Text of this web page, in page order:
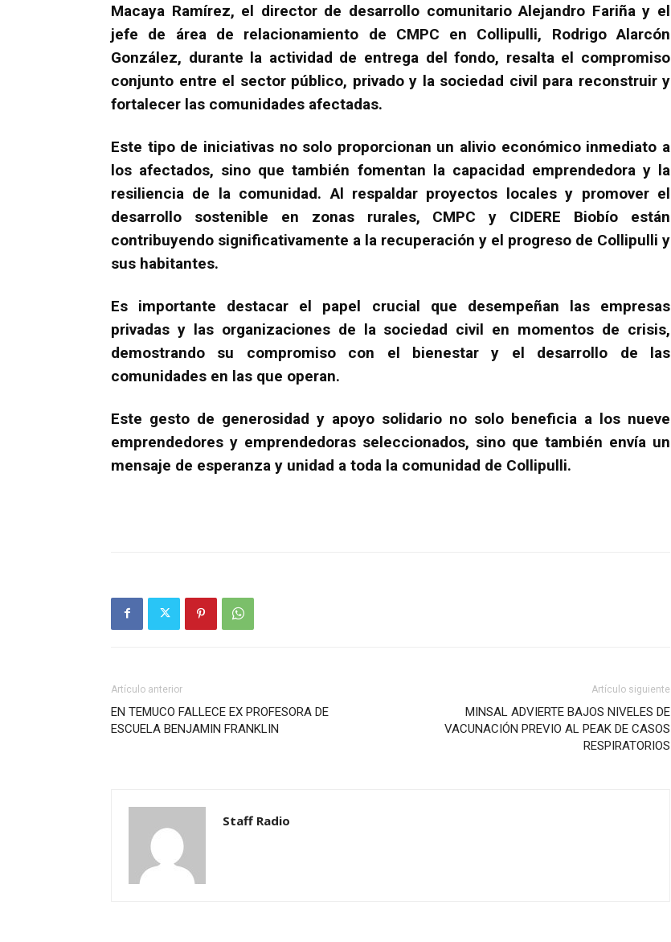
Macaya Ramírez, el director de desarrollo comunitario Alejandro Fariña y el
jefe de área de relacionamiento de CMPC en Collipulli, Rodrigo Alarcón
González, durante la actividad de entrega del fondo, resalta el compromiso
conjunto entre el sector público, privado y la sociedad civil para reconstruir y
fortalecer las comunidades afectadas.
Este tipo de iniciativas no solo proporcionan un alivio económico inmediato a
los afectados, sino que también fomentan la capacidad emprendedora y la
resiliencia de la comunidad. Al respaldar proyectos locales y promover el
desarrollo sostenible en zonas rurales, CMPC y CIDERE Biobío están
contribuyendo significativamente a la recuperación y el progreso de Collipulli y
sus habitantes.
Es importante destacar el papel crucial que desempeñan las empresas
privadas y las organizaciones de la sociedad civil en momentos de crisis,
demostrando su compromiso con el bienestar y el desarrollo de las
comunidades en las que operan.
Este gesto de generosidad y apoyo solidario no solo beneficia a los nueve
emprendedores y emprendedoras seleccionados, sino que también envía un
mensaje de esperanza y unidad a toda la comunidad de Collipulli.
Artículo anterior
EN TEMUCO FALLECE EX PROFESORA DE
ESCUELA BENJAMIN FRANKLIN
Artículo siguiente
MINSAL ADVIERTE BAJOS NIVELES DE
VACUNACIÓN PREVIO AL PEAK DE CASOS
RESPIRATORIOS
Staff Radio